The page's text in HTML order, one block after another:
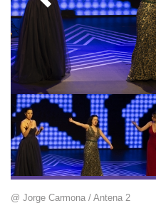
@ Jorge Carmona / Antena 2